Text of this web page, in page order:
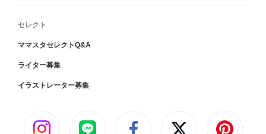
セレクト
ママスタセレクトQ&A
ライター募集
イラストレーター募集